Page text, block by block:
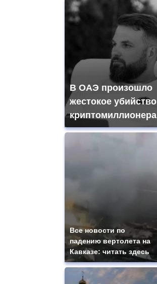
В ОАЭ произошло
жестокое убийство
криптомиллионера
Все новости по
падению вертолета на
Кавказе: читать здесь